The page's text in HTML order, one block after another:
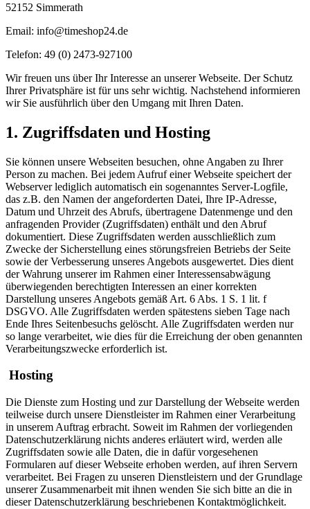
52152 Simmerath
Email: info@timeshop24.de
Telefon: 49 (0) 2473-927100
Wir freuen uns über Ihr Interesse an unserer Webseite. Der Schutz
Ihrer Privatsphäre ist für uns sehr wichtig. Nachstehend informieren
wir Sie ausführlich über den Umgang mit Ihren Daten.
1. Zugriffsdaten und Hosting
Sie können unsere Webseiten besuchen, ohne Angaben zu Ihrer
Person zu machen. Bei jedem Aufruf einer Webseite speichert der
Webserver lediglich automatisch ein sogenanntes Server-Logfile,
das z.B. den Namen der angeforderten Datei, Ihre IP-Adresse,
Datum und Uhrzeit des Abrufs, übertragene Datenmenge und den
anfragenden Provider (Zugriffsdaten) enthält und den Abruf
dokumentiert. Diese Zugriffsdaten werden ausschließlich zum
Zwecke der Sicherstellung eines störungsfreien Betriebs der Seite
sowie der Verbesserung unseres Angebots ausgewertet. Dies dient
der Wahrung unserer im Rahmen einer Interessensabwägung
überwiegenden berechtigten Interessen an einer korrekten
Darstellung unseres Angebots gemäß Art. 6 Abs. 1 S. 1 lit. f
DSGVO. Alle Zugriffsdaten werden spätestens sieben Tage nach
Ende Ihres Seitenbesuchs gelöscht. Alle Zugriffsdaten werden nur
so lange verarbeitet, wie dies für die Erreichung der oben genannten
Verarbeitungszwecke erforderlich ist.
Hosting
Die Dienste zum Hosting und zur Darstellung der Webseite werden
teilweise durch unsere Dienstleister im Rahmen einer Verarbeitung
in unserem Auftrag erbracht. Soweit im Rahmen der vorliegenden
Datenschutzerklärung nichts anderes erläutert wird, werden alle
Zugriffsdaten sowie alle Daten, die in dafür vorgesehenen
Formularen auf dieser Webseite erhoben werden, auf ihren Servern
verarbeitet. Bei Fragen zu unseren Dienstleistern und der Grundlage
unserer Zusammenarbeit mit ihnen wenden Sie sich bitte an die in
dieser Datenschutzerklärung beschriebenen Kontaktmöglichkeit.